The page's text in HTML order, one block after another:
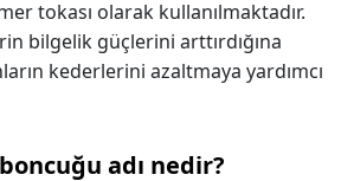
tokası olarak kullanılmaktadır.
bilgelik güçlerini arttırdığına
kederlerini azaltmaya yardımcı
adı nedir?